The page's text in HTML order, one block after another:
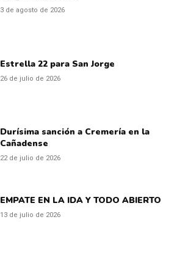
3 de agosto de 2026
Estrella 22 para San Jorge
26 de julio de 2026
Durísima sanción a Cremería en la
Cañadense
22 de julio de 2026
EMPATE EN LA IDA Y TODO ABIERTO
13 de julio de 2026